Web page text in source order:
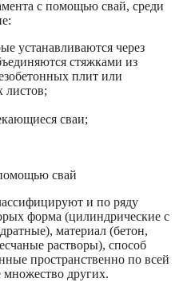
с помощью свай, среди
устанавливаются через
стяжками из
плит или
листов;
сваи;
свай
и по ряду
форма (цилиндрические с
материал (бетон,
растворы), способ
пространственно по всей
множество других.